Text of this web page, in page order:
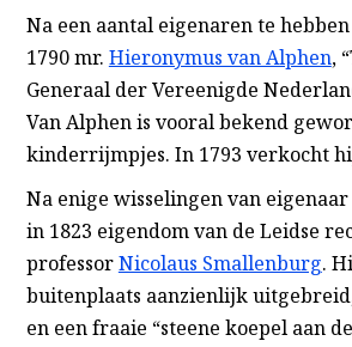
Na een aantal eigenaren te
1790 mr. Hieronymus van Alphen,
Generaal der Vereenigde
Van Alphen is vooral bekend
kinderrijmpjes. In 1793 verkocht
Na enige wisselingen van
in 1823 eigendom van de Leidse
professorNicolaus Smallenburg.
buitenplaats aanzienlijk
en een fraaie “steene koepel aan